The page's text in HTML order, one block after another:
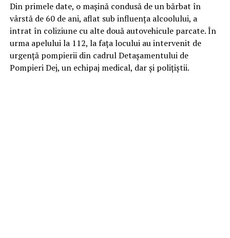
Din primele date, o mașină condusă de un bărbat în
vârstă de 60 de ani, aflat sub influența alcoolului, a
intrat în coliziune cu alte două autovehicule parcate. În
urma apelului la 112, la fața locului au intervenit de
urgență pompierii din cadrul Detașamentului de
Pompieri Dej, un echipaj medical, dar și polițiștii.